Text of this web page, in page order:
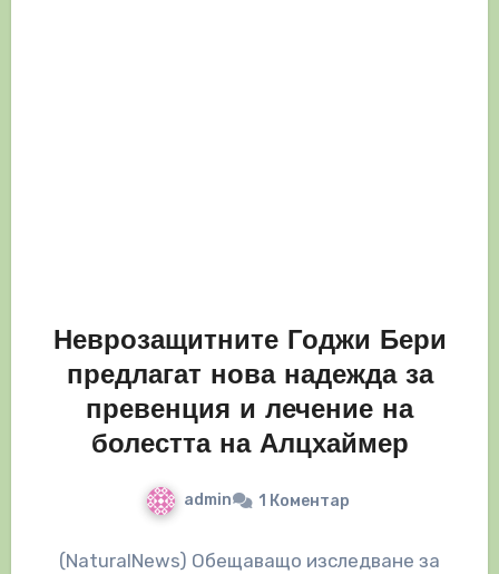
Неврозащитните Годжи Бери
предлагат нова надежда за
превенция и лечение на
болестта на Алцхаймер
admin 1 Коментар
(NaturalNews) Обещаващо изследване за